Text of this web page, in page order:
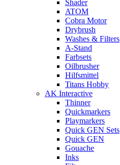
Shader
ATOM
Cobra Motor
Drybrush
Washes & Filters
A-Stand
Farbsets
Oilbrusher
Hilfsmittel
Titans Hobby
AK Interactive
Thinner
Quickmarkers
Playmarkers
Quick GEN Sets
Quick GEN
Gouache
Inks